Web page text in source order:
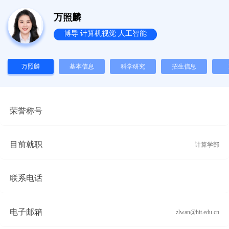
万照麟
博导 计算机视觉 人工智能
万照麟 基本信息 科学研究 招生信息
荣誉称号
目前就职 计算学部
联系电话
电子邮箱 zlwan@hit.edu.cn